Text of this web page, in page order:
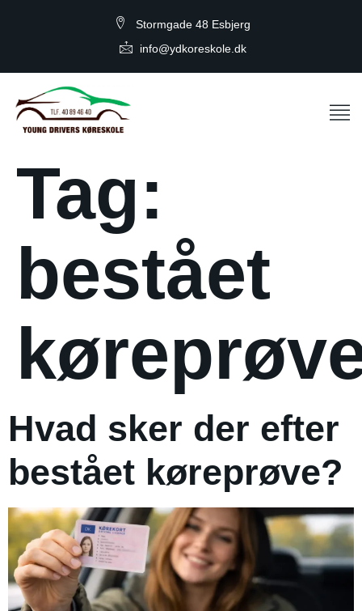
Stormgade 48 Esbjerg
info@ydkoreskole.dk
Tag:
bestået
Hvad sker der efter
bestået køreprøve?